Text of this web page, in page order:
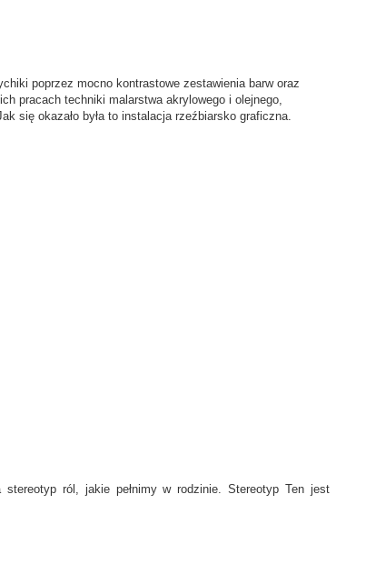
poprzez mocno kontrastowe zestawienia barw oraz
pracach techniki malarstwa akrylowego i olejnego,
się okazało była to instalacja rzeźbiarsko graficzna.
ról, jakie pełnimy w rodzinie. Stereotyp Ten jest